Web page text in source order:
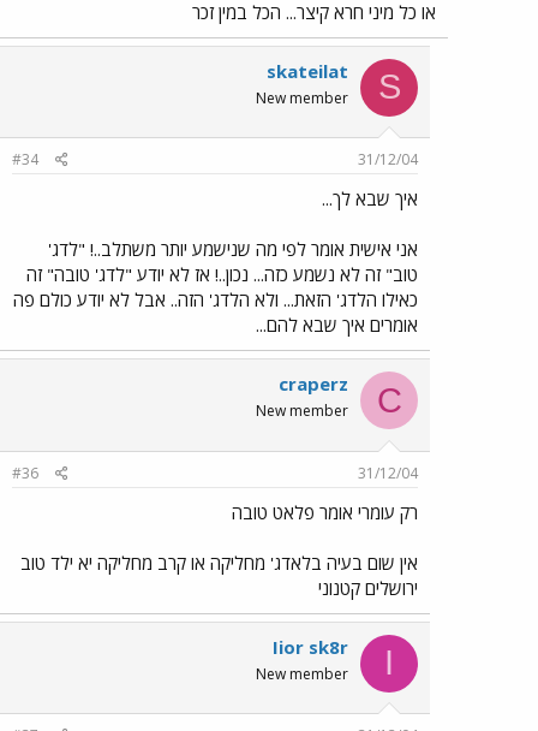
או כל מיני חרא קיצר... הכל במין זכר
S
skateilat
New member
31/12/04
#34
איך שבא לך...
אני אישית אומר לפי מה שנישמע יותר משתלב..! "לדג'
טוב" זה לא נשמע כזה... נכון..! אז לא יודע "לדג' טובה" זה
כאילו הלדג' הזאת... ולא הלדג' הזה.. אבל לא יודע כולם פה
אומרים איך שבא להם...
C
craperz
New member
31/12/04
#36
רק עומרי אומר פלאט טובה
אין שום בעיה בלאדג' מחליקה או קרב מחליקה יא ילד טוב
ירושלים קטנוני
I
Iior sk8r
New member